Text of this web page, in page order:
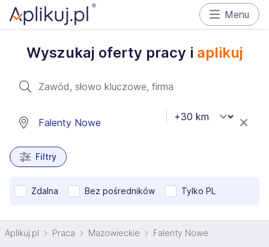
Menu
Wyszukaj oferty pracy i aplikuj
Filtry
Zdalna Bez pośredników Tylko PL
Aplikuj.pl Praca Mazowieckie Falenty Nowe